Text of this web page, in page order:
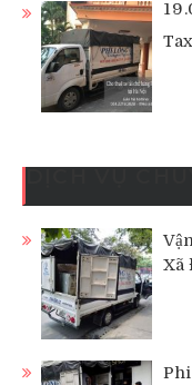
DỊCH VỤ
Xã